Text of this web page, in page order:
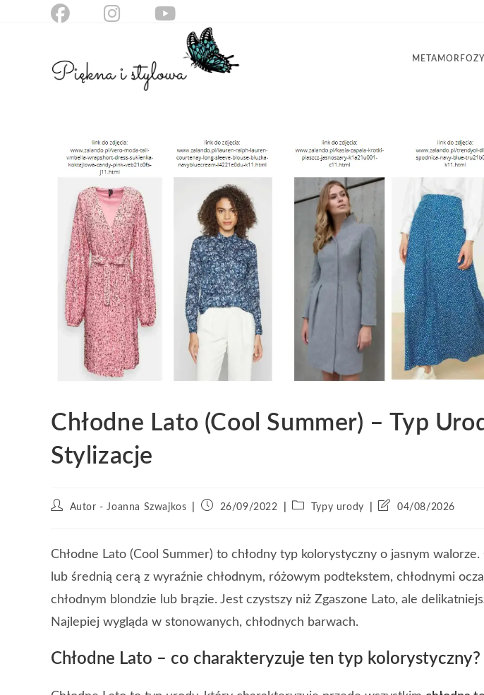
METAMORFOZY
Chłodne Lato (Cool Summer) – Typ
Stylizacje
Autor - Joanna Szwajkos 26/09/2022 Typy urody 04/08/2026
Chłodne Lato (Cool Summer) to chłodny typ kolorystyczny o jasnym
lub średnią cerą z wyraźnie chłodnym, różowym podtekstem, chłodnymi
chłodnym blondzie lub brązie. Jest czystszy niż Zgaszone Lato, ale
Najlepiej wygląda w stonowanych, chłodnych barwach.
Chłodne Lato – co charakteryzuje ten typ kolorystyczny?